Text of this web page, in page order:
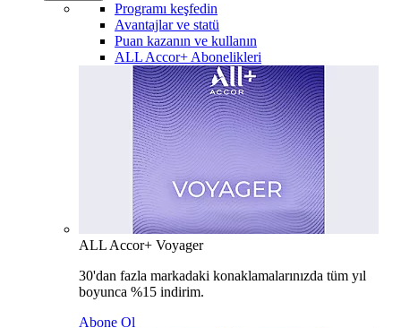
Programı keşfedin
Avantajlar ve statü
Puan kazanın ve kullanın
ALL Accor+ Abonelikleri
ALL Accor+ Voyager
30'dan fazla markadaki konaklamalarınızda tüm yıl
boyunca %15 indirim.
Abone Ol